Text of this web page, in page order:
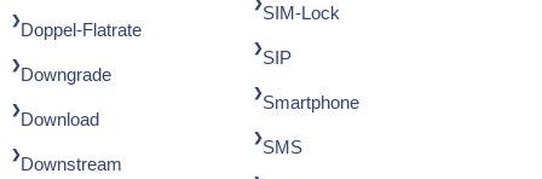
Doppel-Flatrate
Downgrade
Download
Downstream
SIM-Lock
SIP
Smartphone
SMS